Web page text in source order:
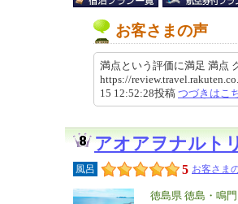
お客さまの声
満点という評価に満足 満
https://
15 12:52:28投稿 つづきはこ
アオアヲナルト
風呂 5 お客さま
エ
徳島県 徳島・鳴門